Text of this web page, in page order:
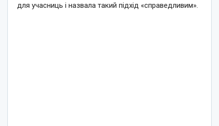
для учасниць і назвала такий підхід «справедливим».